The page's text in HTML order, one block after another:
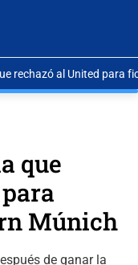
rechazó al United para
que
Múnich
de ganar la